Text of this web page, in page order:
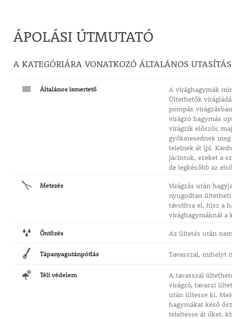
ÁPOLÁSI ÚTMUTATÓ
A KATEGÓRIÁRA VONATKOZÓ ÁLTALÁNOS
Általános ismertető
A virághagymák
Ültethetők
pompás
virágzó hagymás
virágzik először,
gyökeresednek
telelnek át (pl.
jácintok, ezeket a
de legkésőbb az
Metszés
Virágzás után
nyugodtan ültetheti
távolítsa el, hisz a
virághagymáknál a
Öntözés Az ültetés után
Tápanyagutánpótlás Tavasszal, mihelyt
Téli védelem
A tavasszal
virágzó, tavaszi
után ültesse ki.
hagymákat késő
teleltesse át őket,